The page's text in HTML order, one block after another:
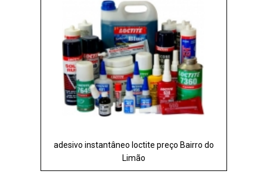
adesivo instantâneo loctite preço Bairro do
Limão